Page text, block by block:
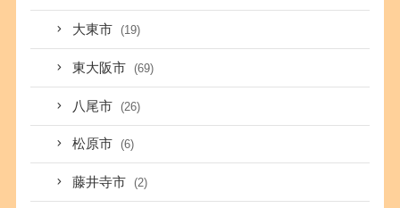
大東市 (19)
東大阪市 (69)
八尾市 (26)
松原市 (6)
藤井寺市 (2)